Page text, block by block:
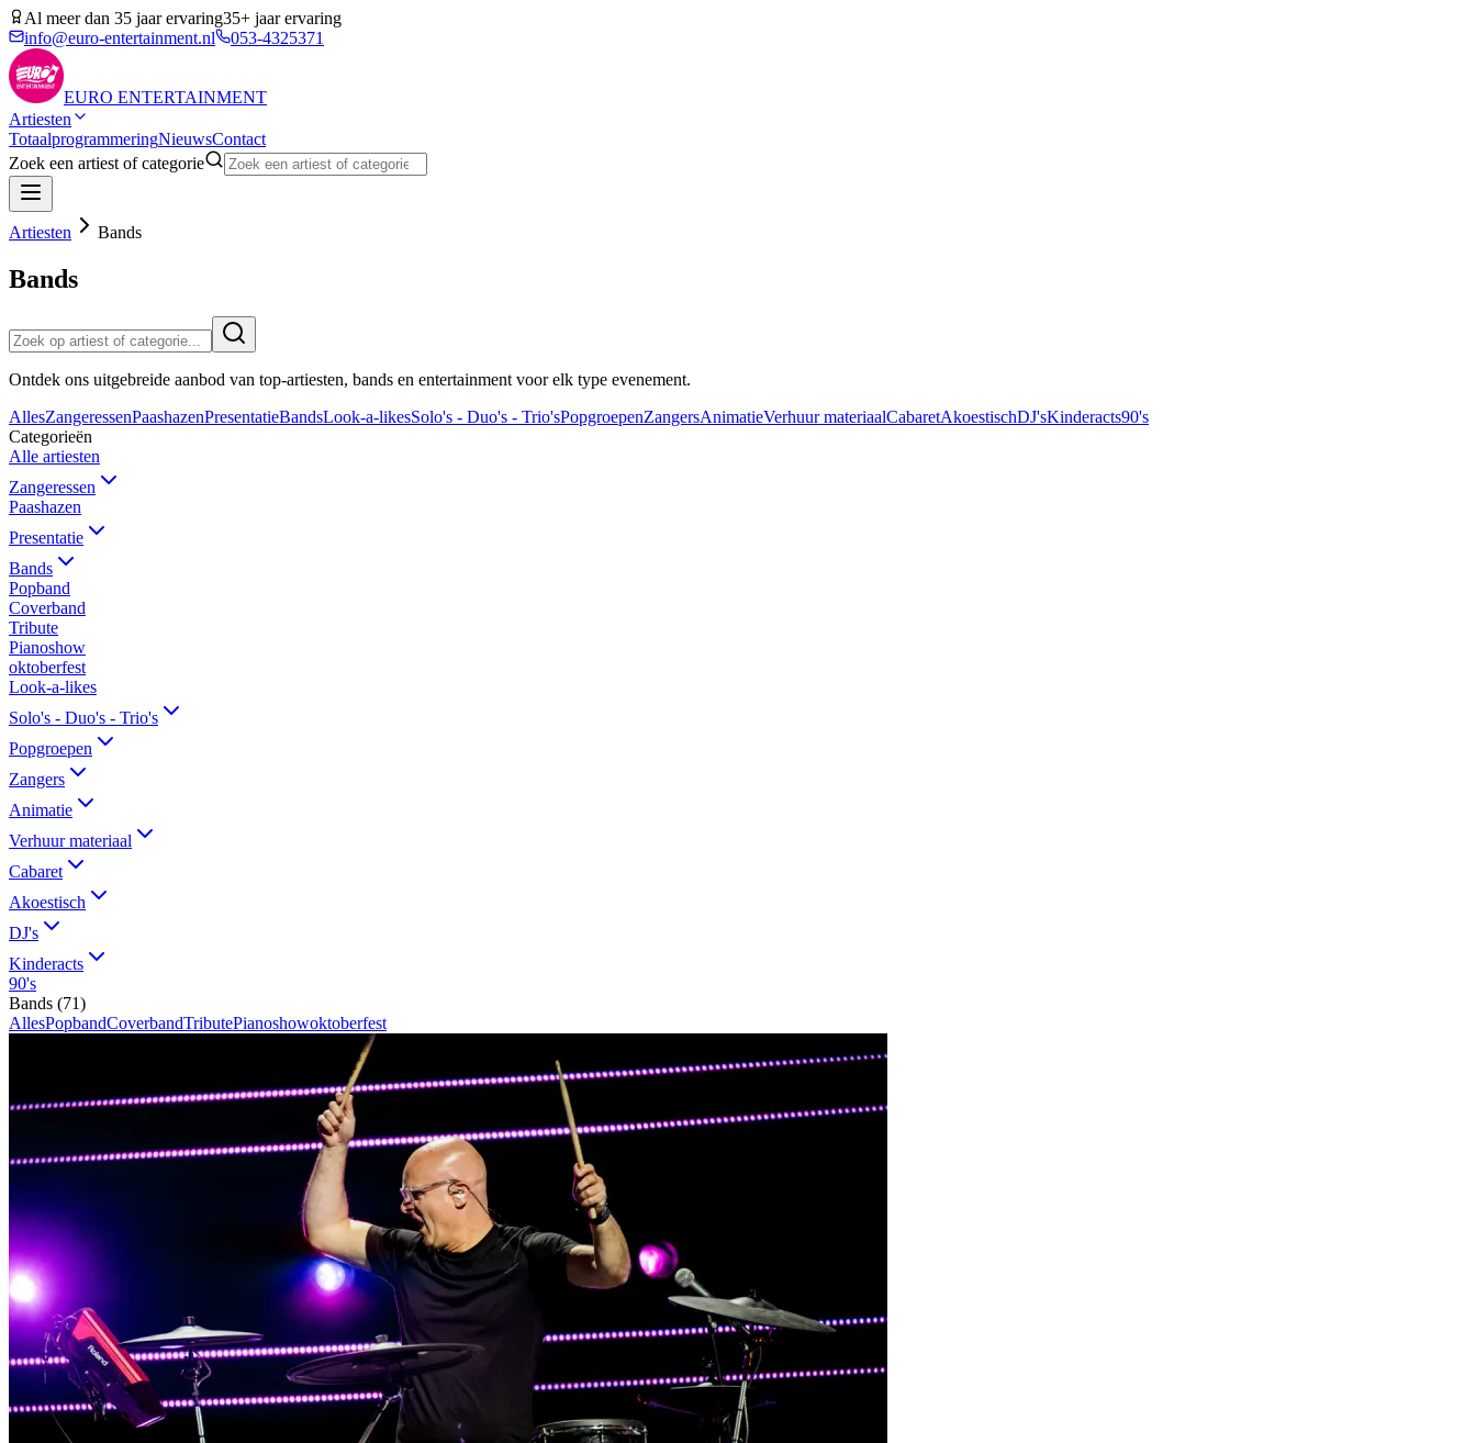
Al meer dan 35 jaar ervaring35+ jaar ervaring
info@euro-entertainment.nl
053-4325371
EURO ENTERTAINMENT
Artiesten
TotaalprogrammeringNieuwsContact
Zoek een artiest of categorie
Artiesten Bands
Bands
Ontdek ons uitgebreide aanbod van top-artiesten, bands en entertainment voor elk type evenement.
AllesZangeressenPaashazenPresentatieBandsLook-a-likesSolo's - Duo's - Trio'sPopgroepenZangersAnimatieVerhuur materiaalCabaretAkoestischDJ'sKinderacts90's
Categorieën
Alle artiesten
Zangeressen
Paashazen
Presentatie
Bands
Popband
Coverband
Tribute
Pianoshow
oktoberfest
Look-a-likes
Solo's - Duo's - Trio's
Popgroepen
Zangers
Animatie
Verhuur materiaal
Cabaret
Akoestisch
DJ's
Kinderacts
90's
Bands (71)
AllesPopbandCoverbandTributePianoshowoktoberfest